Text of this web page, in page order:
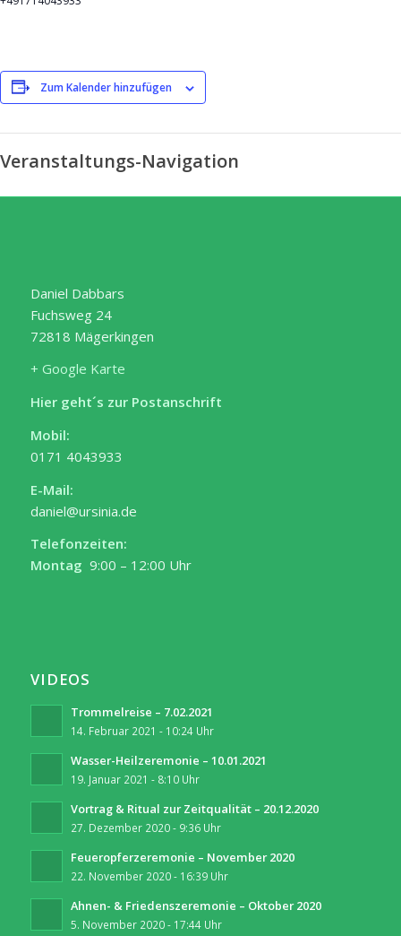
Zum Kalender hinzufügen
Veranstaltungs-Navigation
Daniel Dabbars
Fuchsweg 24
72818 Mägerkingen
+ Google Karte
Hier geht´s zur Postanschrift
Mobil:
0171 4043933
E-Mail:
daniel@ursinia.de
Telefonzeiten:
Montag 9:00 – 12:00 Uhr
VIDEOS
Trommelreise – 7.02.2021
14. Februar 2021 - 10:24 Uhr
Wasser-Heilzeremonie – 10.01.2021
19. Januar 2021 - 8:10 Uhr
Vortrag & Ritual zur Zeitqualität – 20.12.2020
27. Dezember 2020 - 9:36 Uhr
Feueropferzeremonie – November 2020
22. November 2020 - 16:39 Uhr
Ahnen- & Friedenszeremonie – Oktober 2020
5. November 2020 - 17:44 Uhr